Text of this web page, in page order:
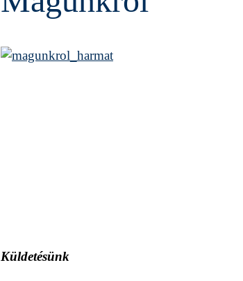
Küldetésünk